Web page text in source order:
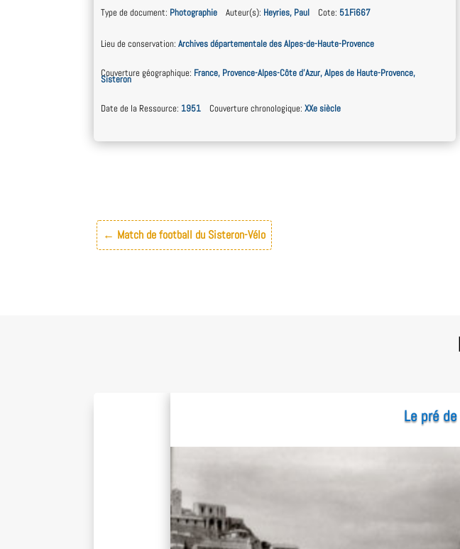
Type de document: Photographie Auteur(s): Heyries, Paul Cote: 51Fi667
Lieu de conservation: Archives départementale des Alpes-de-Haute-Provence
Couverture géographique: France, Provence-Alpes-Côte d’Azur, Alpes de Haute-Provence,
Sisteron
Date de la Ressource: 1951 Couverture chronologique: XXe siècle
← Match de football du Sisteron-Vélo
Le pré